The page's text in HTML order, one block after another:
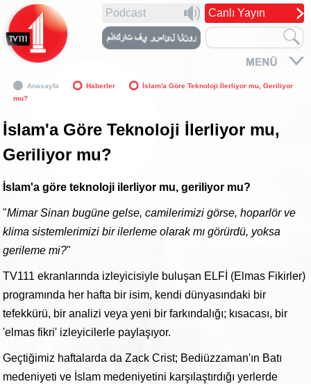
Canlı Yayın
Podcast
Anasayfa Haberler
İslam'a Göre Teknoloji İlerliyor mu, Geriliyor
mu?
İslam'a Göre Teknoloji İlerliyor mu,
Geriliyor mu?
İslam'a göre teknoloji ilerliyor mu, geriliyor mu?
"Mimar Sinan bugüne gelse, camilerimizi görse, hoparlör ve
klima sistemlerimizi bir ilerleme olarak mı görürdü, yoksa
gerileme mi?"
TV111 ekranlarında izleyicisiyle buluşan ELFİ (Elmas Fikirler)
programında her hafta bir isim, kendi dünyasındaki bir
tefekkürü, bir analizi veya yeni bir farkındalığı; kısacası, bir
'elmas fikri' izleyicilerle paylaşıyor.
Geçtiğimiz haftalarda da Zack Crist; Bediüzzaman'ın Batı
medeniyeti ve İslam medeniyetini karşılaştırdığı yerlerde